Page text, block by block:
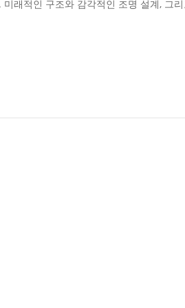
미래적인 구조와 감각적인 조명 설계, 그